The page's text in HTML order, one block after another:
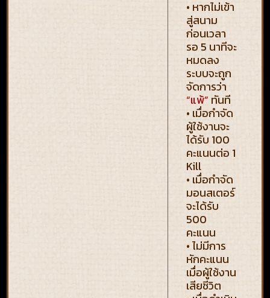
• หากไม่เข้า
สู่สนาม
ก่อนเวลา
รอ 5 นาทีจะ
หมดลง
ระบบจะถูก
จัดการว่า
“แพ้” ทันที
• เมื่อกำจัด
ผู้ใช้งานจะ
ได้รับ 100
คะแนนต่อ 1
Kill
• เมื่อกำจัด
มอนสเตอร์
จะได้รับ
500
คะแนน
• ไม่มีการ
หักคะแนน
เมื่อผู้ใช้งาน
เสียชีวิต